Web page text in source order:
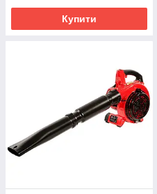
Купити